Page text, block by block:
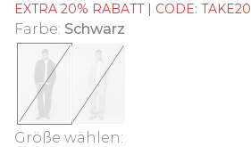
EXTRA 20% RABATT | CODE: TAKE20
Farbe: Schwarz
Größe wählen: